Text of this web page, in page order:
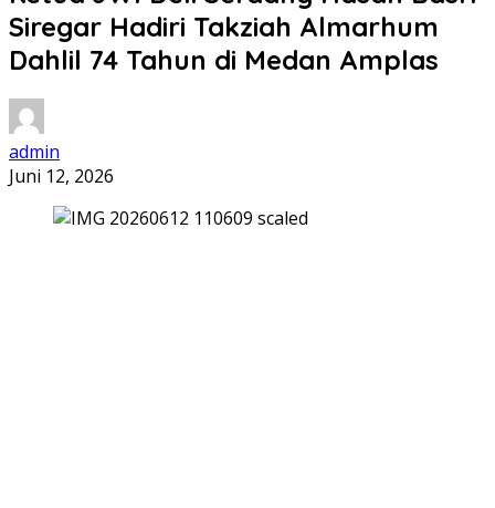
Siregar Hadiri Takziah Almarhum
Dahlil 74 Tahun di Medan Amplas
admin
Juni 12, 2026